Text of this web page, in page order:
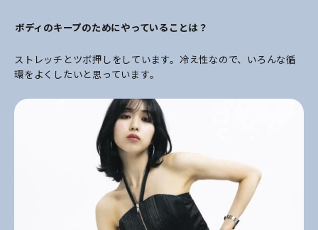
――ボディのキープのためにやっていることは？
ストレッチとツボ押しをしています。冷え性なので、いろんな循
環をよくしたいと思っています。